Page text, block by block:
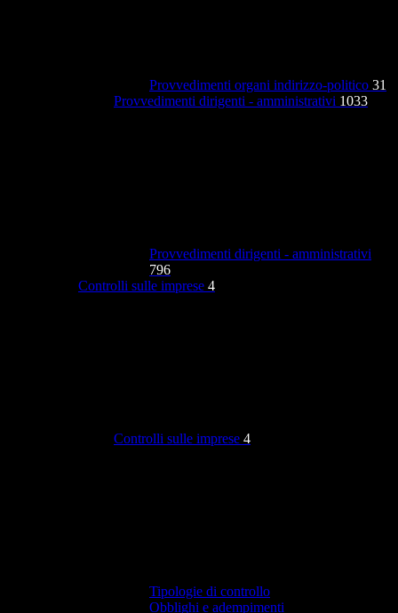
Provvedimenti organi indirizzo-politico 31
Provvedimenti dirigenti - amministrativi 1033
Provvedimenti dirigenti - amministrativi
796
Controlli sulle imprese 4
Controlli sulle imprese 4
Tipologie di controllo
Obblighi e adempimenti